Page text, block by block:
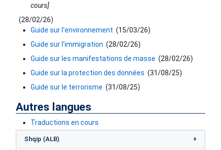
cours]
(28/02/26)
Guide sur l'environnement (15/03/26)
Guide sur l'immigration (28/02/26)
Guide sur les manifestations de masse (28/02/26)
Guide sur la protection des données (31/08/25)
Guide sur le terrorisme (31/08/25)
Autres langues
Traductions en cours
Shqip (ALB)